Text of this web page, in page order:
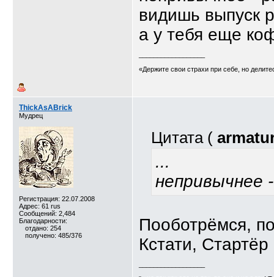
видишь выпуск
а у тебя еще
«Держите свои страхи при себе, но
ThickAsABrick
Мудрец
Регистрация: 22.07.2008
Адрес: 61 rus
Сообщений: 2,484
Благодарности:
отдано: 254
получено: 485/376
Цитата (
...
непривычнее
Пооботрёмся,
Кстати,